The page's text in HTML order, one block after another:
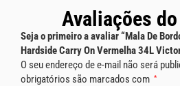
Avaliações
Seja o primeiro a avaliar “Mala De
Hardside Carry On Vermelha 34L
O seu endereço de e-mail não será
obrigatórios são marcados com *